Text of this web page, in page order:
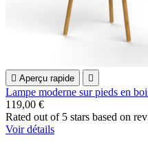
 Aperçu rapide 
Lampe moderne sur pieds en
119,00 €
Rated out of 5 stars based on
Voir détails